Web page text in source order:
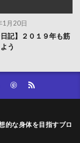
1月20日
日記】２０１９年も筋
う
的な身体を目指すブロ